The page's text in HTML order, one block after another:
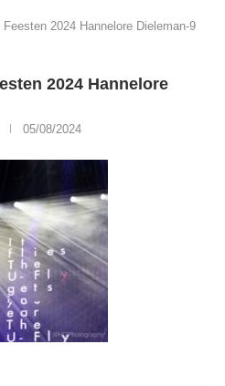
2024 Hannelore Dieleman-9
2024 Hannelore
05/08/2024